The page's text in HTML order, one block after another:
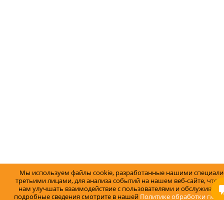
Мы используем файлы cookie, разработанные нашими
третьими лицами, для анализа событий на нашем веб-сайте, что
нам улучшать взаимодействие с пользователями и
подробные сведения смотрите в нашей Политике обработки